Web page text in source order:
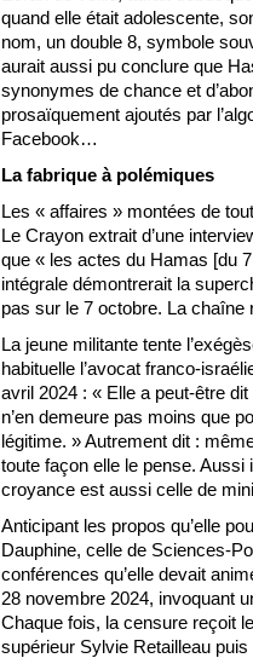
quand elle était adolescente,
nom, un double 8, symbole
aurait aussi pu conclure que
synonymes de chance et
prosaïquement ajoutés par
Facebook…
La fabrique à polémiques
Les « affaires » montées de
Le Crayon extrait d’une
que « les actes du Hamas [du
intégrale démontrerait la
pas sur le 7 octobre. La chaîne
La jeune militante tente
habituelle l’avocat franco-
avril 2024 : « Elle a peut-être
n’en demeure pas moins que
légitime. » Autrement dit :
toute façon elle le pense.
croyance est aussi celle de
Anticipant les propos qu’elle
Dauphine, celle de Sciences-
conférences qu’elle devait
28 novembre 2024, invoquant
Chaque fois, la censure reçoit
supérieur Sylvie Retailleau